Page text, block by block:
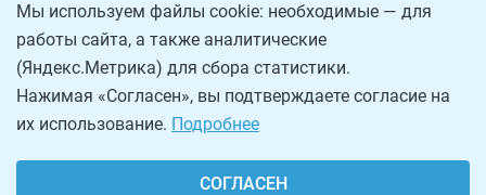
Мы используем файлы cookie: необходимые — для
работы сайта, а также аналитические
(Яндекс.Метрика) для сбора статистики.
Нажимая «Согласен», вы подтверждаете согласие на
их использование. Подробнее
СОГЛАСЕН